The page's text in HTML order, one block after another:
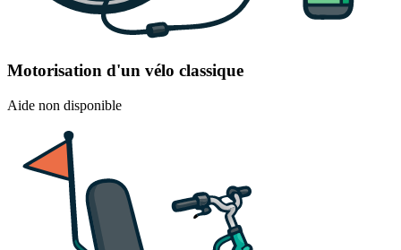
Motorisation d'un vélo classique
Aide non disponible